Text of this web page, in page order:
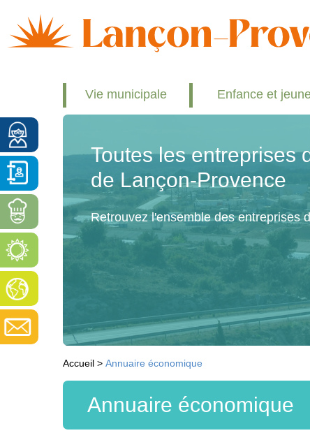
Vie municipale Enfance et
Toutes les entreprises
de Lançon-Provence
Retrouvez l'ensemble des entreprises
Accueil > Annuaire économique
Annuaire économique